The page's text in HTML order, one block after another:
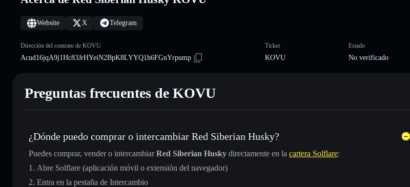
Website X Telegram
Dirección del contrato de KOVU
Acud16jqA9j1Hc83JrHYeiN2BpK8LYYQ1h6FGnYrpump
Ticker
KOVU
Estado
No verificado
Preguntas frecuentes de KOVU
¿Dónde puedo comprar o intercambiar Red Siberian Husky?
Puedes comprar, vender o intercambiarRed Siberian Husky directamente en la cartera Solflare:
Abre Solflare (aplicación móvil o extensión del navegador)
Entra en la pestaña de Intercambio